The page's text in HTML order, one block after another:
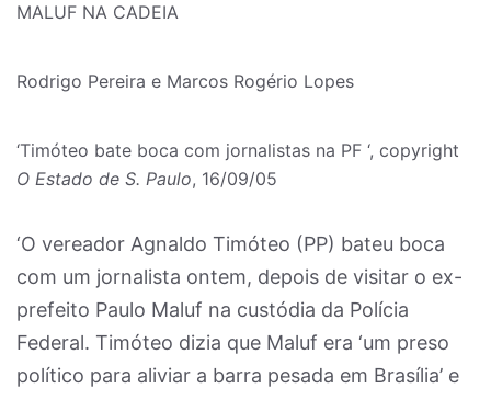
MALUF NA CADEIA
Rodrigo Pereira e Marcos Rogério Lopes
‘Timóteo bate boca com jornalistas na PF ‘, copyright
O Estado de S. Paulo, 16/09/05
‘O vereador Agnaldo Timóteo (PP) bateu boca
com um jornalista ontem, depois de visitar o ex-
prefeito Paulo Maluf na custódia da Polícia
Federal. Timóteo dizia que Maluf era ‘um preso
político para aliviar a barra pesada em Brasília’ e